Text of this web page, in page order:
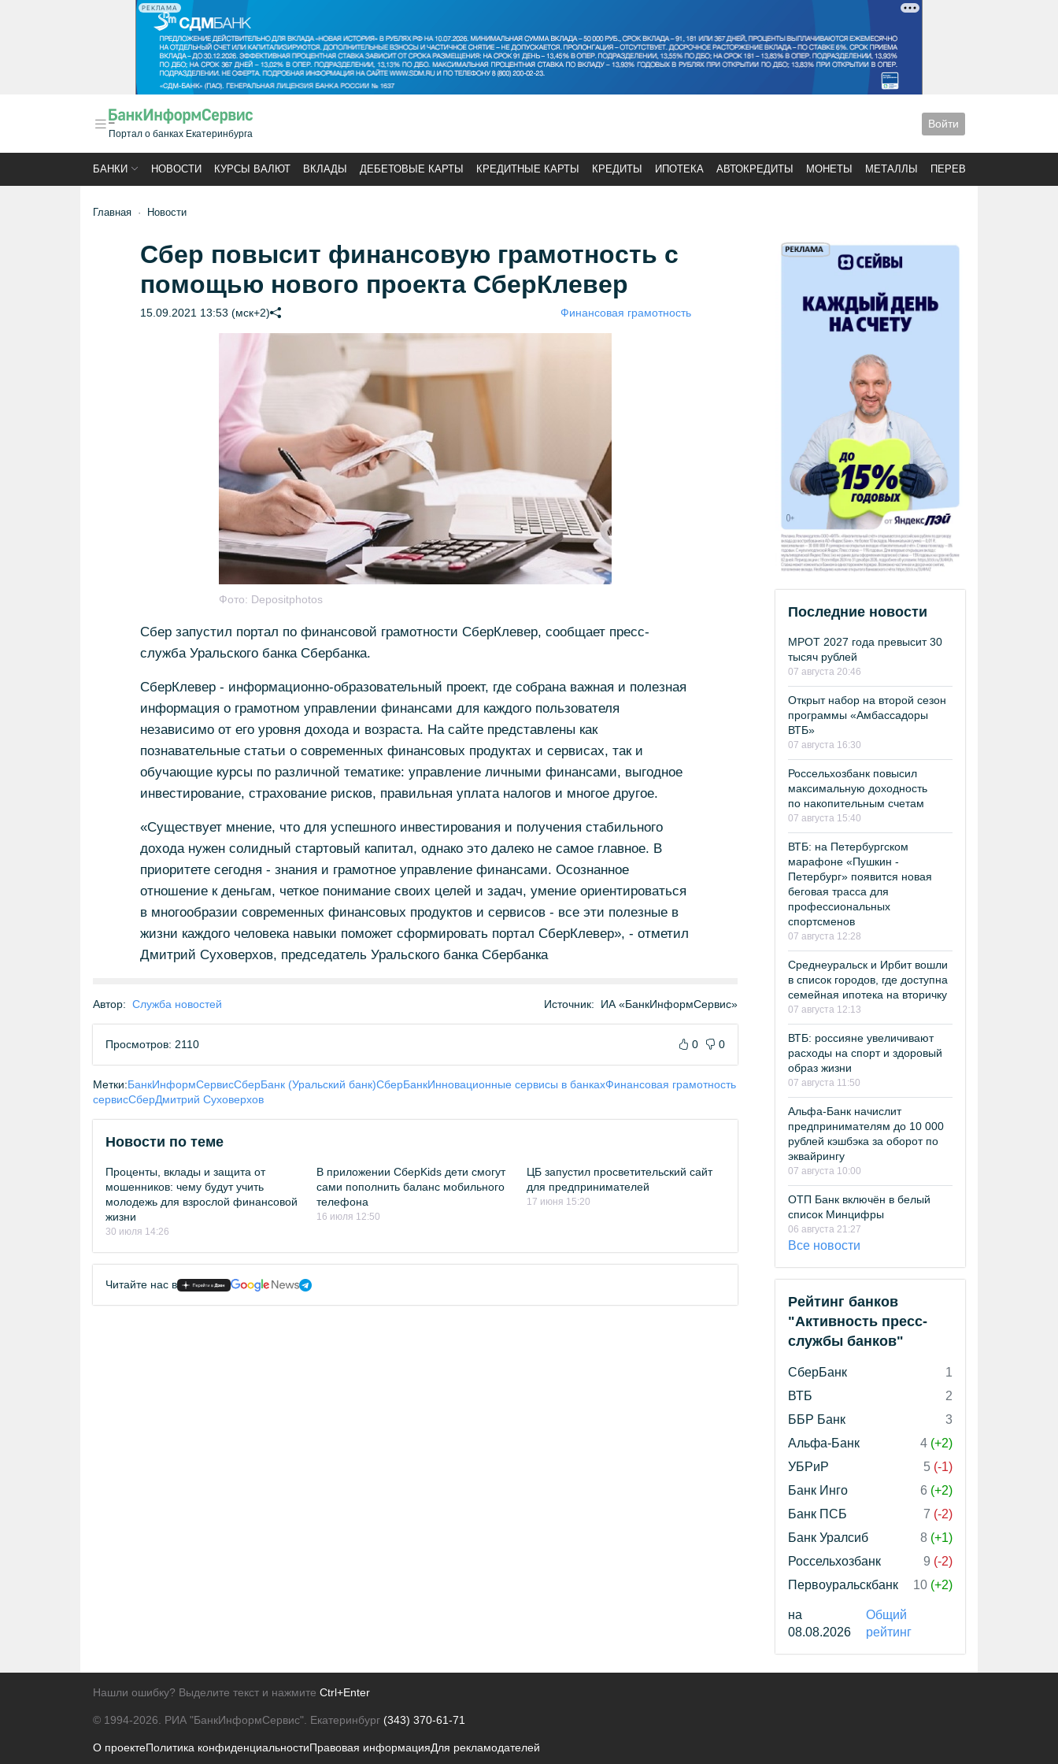
РЕКЛАМА
Портал о банках Екатеринбурга
Войти
БАНКИ НОВОСТИ КУРСЫ ВАЛЮТ ВКЛАДЫ ДЕБЕТОВЫЕ КАРТЫ КРЕДИТНЫЕ КАРТЫ КРЕДИТЫ ИПОТЕКА АВТОКРЕДИТЫ МОНЕТЫ МЕТАЛЛЫ ПЕРЕВОДЫ
Главная Новости
Сбер повысит финансовую грамотность с
помощью нового проекта СберКлевер
15.09.2021 13:53 (мск+2) Финансовая грамотность
Фото: Depositphotos
Сбер запустил портал по финансовой грамотности СберКлевер, сообщает пресс-
служба Уральского банка Сбербанка.
СберКлевер - информационно-образовательный проект, где собрана важная и полезная
информация о грамотном управлении финансами для каждого пользователя
независимо от его уровня дохода и возраста. На сайте представлены как
познавательные статьи о современных финансовых продуктах и сервисах, так и
обучающие курсы по различной тематике: управление личными финансами, выгодное
инвестирование, страхование рисков, правильная уплата налогов и многое другое.
«Существует мнение, что для успешного инвестирования и получения стабильного
дохода нужен солидный стартовый капитал, однако это далеко не самое главное. В
приоритете сегодня - знания и грамотное управление финансами. Осознанное
отношение к деньгам, четкое понимание своих целей и задач, умение ориентироваться
в многообразии современных финансовых продуктов и сервисов - все эти полезные в
жизни каждого человека навыки поможет сформировать портал СберКлевер», - отметил
Дмитрий Суховерхов, председатель Уральского банка Сбербанка
Автор: Служба новостей Источник: ИА «БанкИнформСервис»
Просмотров: 2110 0 0
Метки:БанкИнформСервисСберБанк (Уральский банк)СберБанкИнновационные сервисы в банкахФинансовая грамотность
сервисСберДмитрий Суховерхов
Новости по теме
Проценты, вклады и защита от
мошенников: чему будут учить
молодежь для взрослой финансовой
жизни
30 июля 14:26
В приложении СберKids дети смогут
сами пополнить баланс мобильного
телефона
16 июля 12:50
ЦБ запустил просветительский сайт
для предпринимателей
17 июня 15:20
Читайте нас в
Последние новости
МРОТ 2027 года превысит 30
тысяч рублей
07 августа 20:46
Открыт набор на второй сезон
программы «Амбассадоры
ВТБ»
07 августа 16:30
Россельхозбанк повысил
максимальную доходность
по накопительным счетам
07 августа 15:40
ВТБ: на Петербургском
марафоне «Пушкин -
Петербург» появится новая
беговая трасса для
профессиональных
спортсменов
07 августа 12:28
Среднеуральск и Ирбит вошли
в список городов, где доступна
семейная ипотека на вторичку
07 августа 12:13
ВТБ: россияне увеличивают
расходы на спорт и здоровый
образ жизни
07 августа 11:50
Альфа-Банк начислит
предпринимателям до 10 000
рублей кэшбэка за оборот по
эквайрингу
07 августа 10:00
ОТП Банк включён в белый
список Минцифры
06 августа 21:27
Все новости
Рейтинг банков
"Активность пресс-
службы банков"
СберБанк
1
ВТБ
2
ББР Банк
3
Альфа-Банк
4 (+2)
УБРиР
5 (-1)
Банк Инго
6 (+2)
Банк ПСБ
7 (-2)
Банк Уралсиб
8 (+1)
Россельхозбанк
9 (-2)
Первоуральскбанк
10 (+2)
на
08.08.2026
Общий
рейтинг
Нашли ошибку? Выделите текст и нажмите Ctrl+Enter
© 1994-2026. РИА "БанкИнформСервис". Екатеринбург (343) 370-61-71
О проектеПолитика конфиденциальностиПравовая информацияДля рекламодателей